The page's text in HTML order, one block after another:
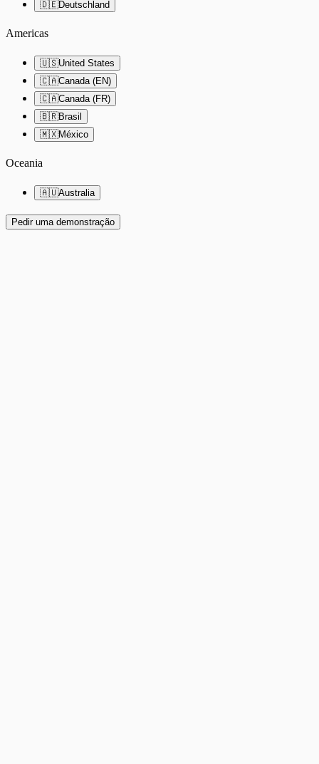
🇩🇪Deutschland
Americas
🇺🇸United States
🇨🇦Canada (EN)
🇨🇦Canada (FR)
🇧🇷Brasil
🇲🇽México
Oceania
🇦🇺Australia
Pedir uma demonstração